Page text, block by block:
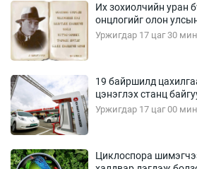
Их зохиолчийн уран
онцлогийг олон
Уржигдар 17 цаг 30 мин
19 байршилд
цэнэглэх станц
Уржигдар 17 цаг 00 мин
Циклоспора